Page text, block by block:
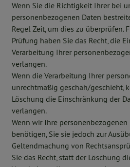
Wenn Sie die Richtigkeit Ihrer bei
personenbezogenen Daten
Regel Zeit, um dies zu überprüfen.
Prüfung haben Sie das Recht, die
Verarbeitung Ihrer
verlangen.
Wenn die Verarbeitung Ihrer
unrechtmäßig geschah/geschieht,
Löschung die Einschränkung der
verlangen.
Wenn wir Ihre
benötigen, Sie sie jedoch zur
Geltendmachung von
Sie das Recht, statt der Löschung